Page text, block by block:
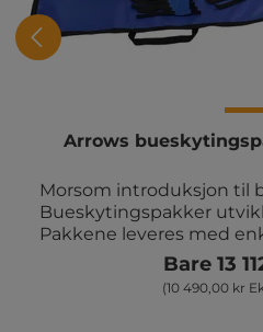
Arrows
Morsom introduksjon til
Bueskytingspakker
Pakkene leveres med
og konkurranser som kan brukes i
kroppsøving, på tvers av
m.m. Leveres med
Bare 13
(10 490,00 kr